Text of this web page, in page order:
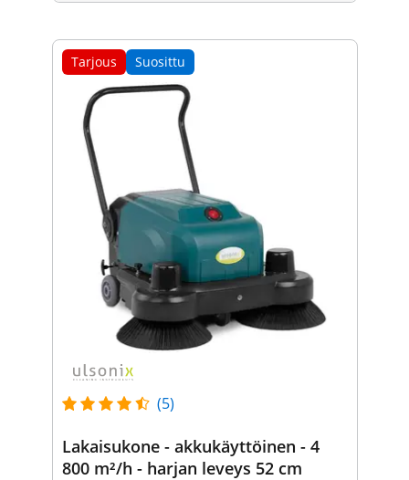
Tarjous Suosittu
(5)
Lakaisukone - akkukäyttöinen - 4
800 m²/h - harjan leveys 52 cm